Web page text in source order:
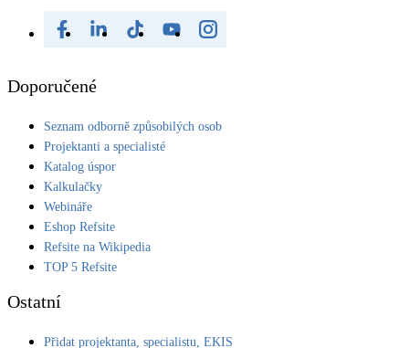
Doporučené
Seznam odborně způsobilých osob
Projektanti a specialisté
Katalog úspor
Kalkulačky
Webináře
Eshop Refsite
Refsite na Wikipedia
TOP 5 Refsite
Ostatní
Přidat projektanta, specialistu, EKIS